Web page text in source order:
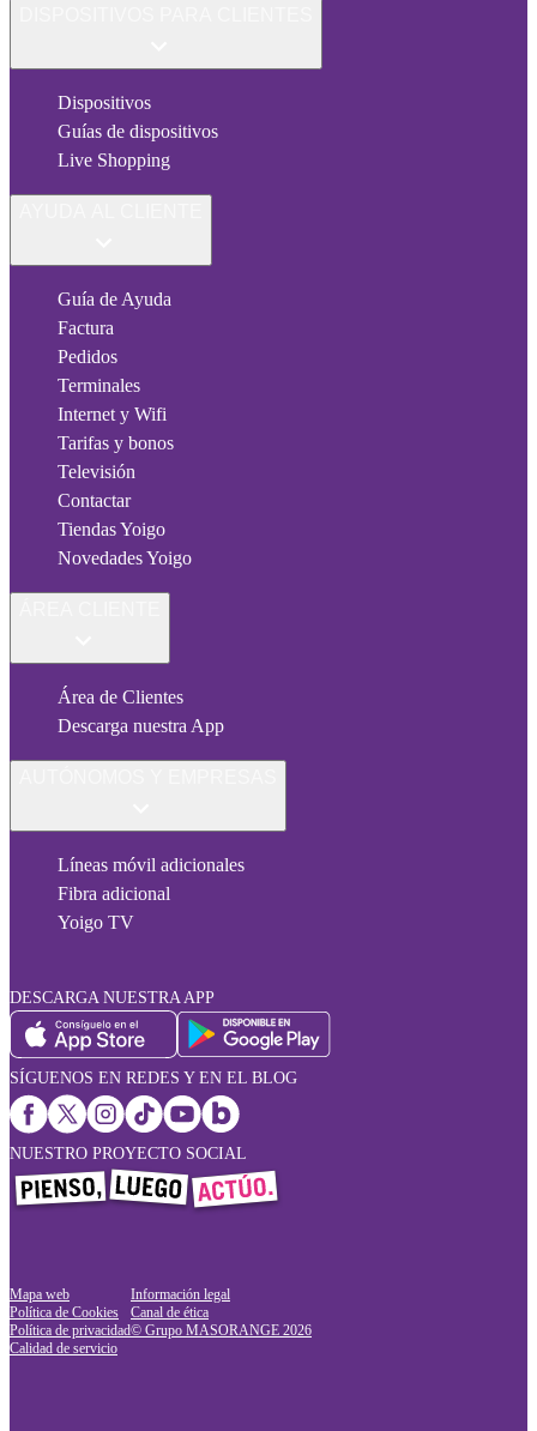
Dispositivos
Guías de dispositivos
Live Shopping
Guía de Ayuda
Factura
Pedidos
Terminales
Internet y Wifi
Tarifas y bonos
Televisión
Contactar
Tiendas Yoigo
Novedades Yoigo
Área de Clientes
Descarga nuestra App
Líneas móvil adicionales
Fibra adicional
Yoigo TV
DESCARGA NUESTRA APP
SÍGUENOS EN REDES Y EN EL BLOG
NUESTRO PROYECTO SOCIAL
Mapa web
Política de Cookies
Política de privacidad
Calidad de servicio
Información legal
Canal de ética
© Grupo MASORANGE 2026